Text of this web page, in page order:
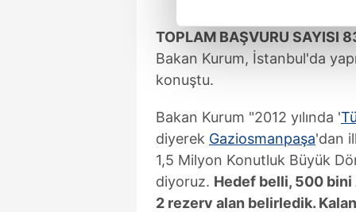
Sizlere daha iyi bir hizmet
çerezler vasıtasıyla çeşitli
amacıyla kullanılmaktadır.
reklam/pazarlama
Çerezlere ilişkin tercihlerinizi
butonuna tıklayabilir,Çerez
6698 sayılı Kişisel Verilerin
TOPLAM BAŞVURU SAYISI
Bakan Kurum, İstanbul'da
konuştu.
Bakan Kurum "2012 yılında '
diyerek Gaziosmanpaşa'dan
1,5 Milyon Konutluk Büyük
diyoruz. Hedef belli, 500 bini
2 rezerv alan belirledik.